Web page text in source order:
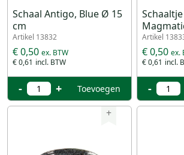
Schaal Antigo, Blue Ø 15
cm
Artikel 13832
€ 0,61
€ 0,50
- + Toevoegen
Artikel
€ 0,61
€ 0,50
-
+